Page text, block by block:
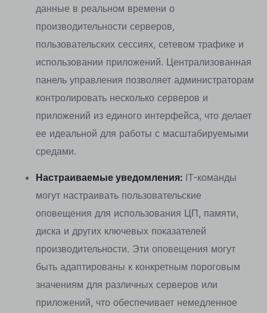
данные в реальном времени о
производительности серверов,
пользовательских сессиях, сетевом трафике и
использовании приложений. Централизованная
панель управления позволяет администраторам
контролировать несколько серверов и
приложений из единого интерфейса, что делает
ее идеальной для работы с масштабируемыми
средами.
Настраиваемые уведомления: IT-команды
могут настраивать пользовательские
оповещения для использования ЦП, памяти,
диска и других ключевых показателей
производительности. Эти оповещения могут
быть адаптированы к конкретным пороговым
значениям для различных серверов или
приложений, что обеспечивает немедленное